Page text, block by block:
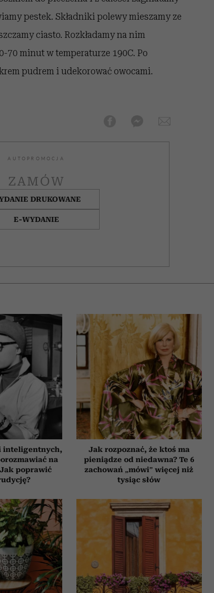
pestek. Składniki polewy mieszamy ze
ciasto. Rozkładamy na nim
70 minut w temperaturze 190C. Po
pudrem i udekorować owocami.
AUTOPROMOCJA
ZAMÓW
DRUKOWANE
E-WYDANIE
inteligentnych,
na
poprawić
Jak rozpoznać, że ktoś ma
pieniądze od niedawna? Te 6
zachowań „mówi” więcej niż
tysiąc słów